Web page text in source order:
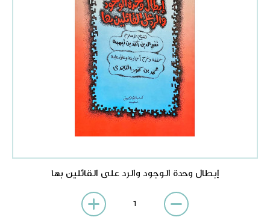
إبطال وحدة الوجود والرد على القائلين بها